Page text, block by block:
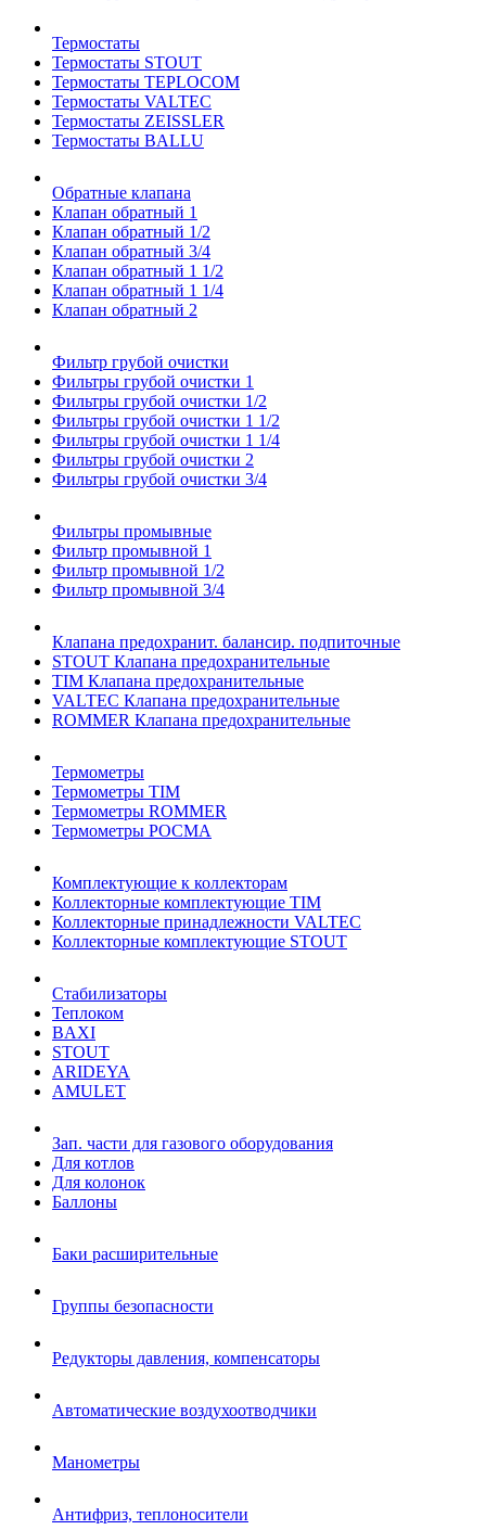
Термостаты
Термостаты STOUT
Термостаты TEPLOCOM
Термостаты VALTEC
Термостаты ZEISSLER
Термостаты BALLU
Обратные клапана
Клапан обратный 1
Клапан обратный 1/2
Клапан обратный 3/4
Клапан обратный 1 1/2
Клапан обратный 1 1/4
Клапан обратный 2
Фильтр грубой очистки
Фильтры грубой очистки 1
Фильтры грубой очистки 1/2
Фильтры грубой очистки 1 1/2
Фильтры грубой очистки 1 1/4
Фильтры грубой очистки 2
Фильтры грубой очистки 3/4
Фильтры промывные
Фильтр промывной 1
Фильтр промывной 1/2
Фильтр промывной 3/4
Клапана предохранит. балансир. подпиточные
STOUT Клапана предохранительные
TIM Клапана предохранительные
VALTEC Клапана предохранительные
ROMMER Клапана предохранительные
Термометры
Термометры TIM
Термометры ROMMER
Термометры РОСМА
Комплектующие к коллекторам
Коллекторные комплектующие TIM
Коллекторные принадлежности VALTEC
Коллекторные комплектующие STOUT
Стабилизаторы
Теплоком
BAXI
STOUT
ARIDEYA
AMULET
Зап. части для газового оборудования
Для котлов
Для колонок
Баллоны
Баки расширительные
Группы безопасности
Редукторы давления, компенсаторы
Автоматические воздухоотводчики
Манометры
Антифриз, теплоносители